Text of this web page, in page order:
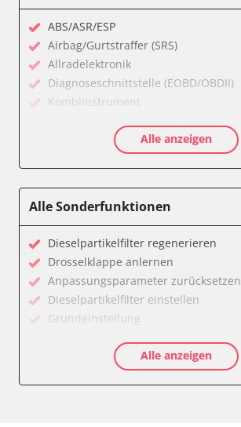
ABS/ASR/ESP
Airbag/Gurtstraffer (SRS)
Allradelektronik
Diagnoseschnittstelle (EOBD/OBDII)
Kombiinstrument
Servolenkung
und Konfiguration
Alle anzeigen
Alle Sonderfunktionen
Dieselpartikelfilter regenerieren
Drosselklappe anlernen
Anpassungsparameter zurücksetzen
Dieselpartikelfilter einstellen
Grundeinstellung
Injektor Adaptionswerte zurücksetzen
Injektoren einstellen
Alle anzeigen